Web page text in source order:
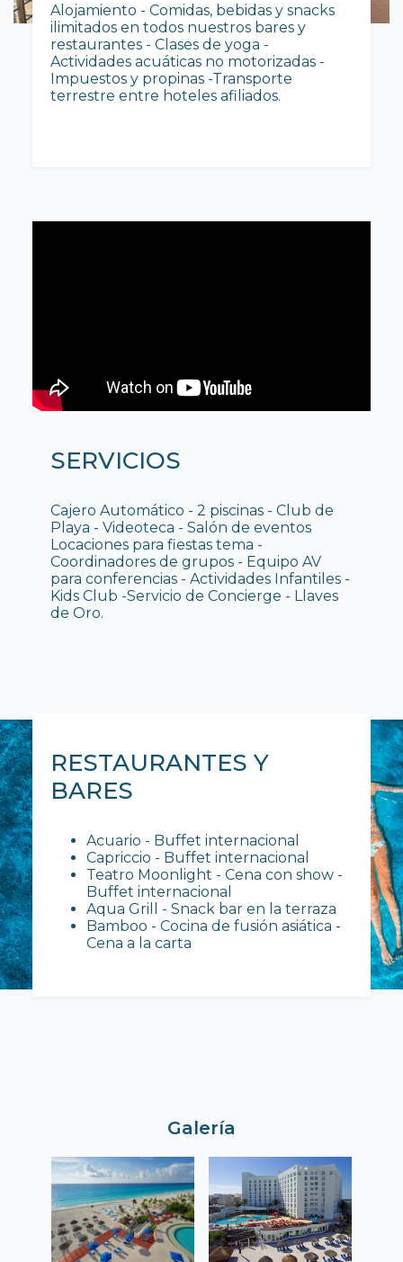
Alojamiento - Comidas, bebidas y snacks
ilimitados en todos nuestros bares y
restaurantes - Clases de yoga -
Actividades acuáticas no motorizadas -
Impuestos y propinas -Transporte
terrestre entre hoteles afiliados.
SERVICIOS
Cajero Automático - 2 piscinas - Club de
Playa - Videoteca - Salón de eventos
Locaciones para fiestas tema -
Coordinadores de grupos - Equipo AV
para conferencias - Actividades Infantiles -
Kids Club -Servicio de Concierge - Llaves
de Oro.
RESTAURANTES Y
BARES
Acuario - Buffet internacional
Capriccio - Buffet internacional
Teatro Moonlight - Cena con show -
Buffet internacional
Aqua Grill - Snack bar en la terraza
Bamboo - Cocina de fusión asiática -
Cena a la carta
Galería